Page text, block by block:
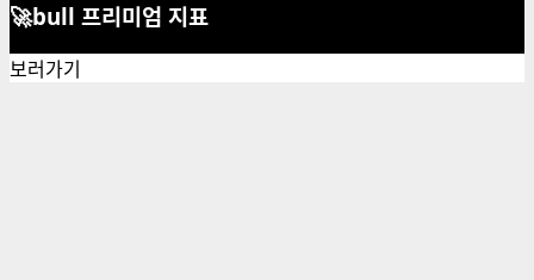
🚀bull 프리미엄 지표
보러가기